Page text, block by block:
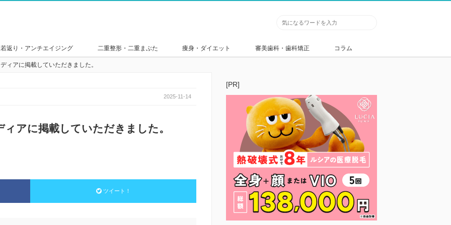
若返り・アンチエイジング 二重整形・二重まぶた 痩身・ダイエット 審美歯科・歯科矯正 コラム
ィアに掲載していただきました。
2025-11-14
アに掲載していただきました。
ツイート！
[PR]